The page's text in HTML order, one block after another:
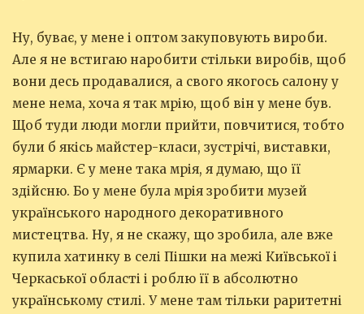
Ну, буває, у мене і оптом закуповують вироби.
Але я не встигаю наробити стільки виробів, щоб
вони десь продавалися, а свого якогось салону у
мене нема, хоча я так мрію, щоб він у мене був.
Щоб туди люди могли прийти, повчитися, тобто
були б якісь майстер-класи, зустрічі, виставки,
ярмарки. Є у мене така мрія, я думаю, що її
здійсню. Бо у мене була мрія зробити музей
українського народного декоративного
мистецтва. Ну, я не скажу, що зробила, але вже
купила хатинку в селі Пішки на межі Київської і
Черкаської області і роблю її в абсолютно
українському стилі. У мене там тільки раритетні